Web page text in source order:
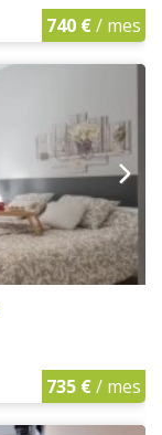
740 €/ mes
735 €/ mes